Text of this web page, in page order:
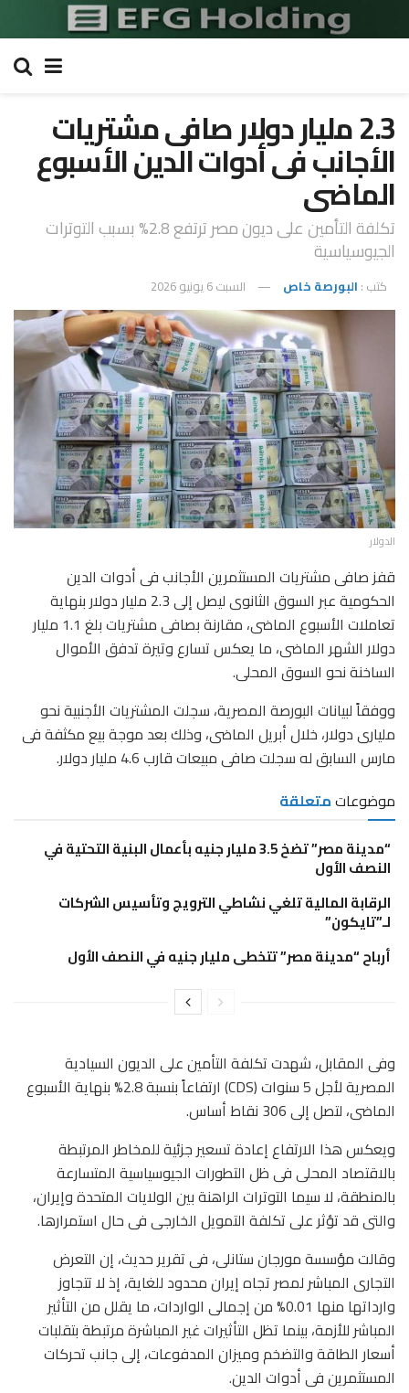
2.3 مليار دولار صافى مشتريات
الأجانب فى أدوات الدين الأسبوع
الماضى
تكلفة التأمين على ديون مصر ترتفع 2.8% بسبب التوترات
الجيوسياسية
كتب : البورصة خاص السبت 6 يونيو 2026
الدولار
قفز صافى مشتريات المستثمرين الأجانب فى أدوات الدين
الحكومية عبر السوق الثانوى ليصل إلى 2.3 مليار دولار بنهاية
تعاملات الأسبوع الماضى، مقارنة بصافى مشتريات بلغ 1.1 مليار
دولار الشهر الماضى، ما يعكس تسارع وتيرة تدفق الأموال
الساخنة نحو السوق المحلى.
ووفقاً لبيانات البورصة المصرية، سجلت المشتريات الأجنبية نحو
مليارى دولار، خلال أبريل الماضى، وذلك بعد موجة بيع مكثفة فى
مارس السابق له سجلت صافى مبيعات قارب 4.6 مليار دولار.
موضوعاتمتعلقة
“مدينة مصر” تضخ 3.5 مليار جنيه بأعمال البنية التحتية في
النصف الأول
الرقابة المالية تلغي نشاطي الترويج وتأسيس الشركات
لـ”تايكون”
أرباح “مدينة مصر” تتخطى مليار جنيه في النصف الأول
وفى المقابل، شهدت تكلفة التأمين على الديون السيادية
المصرية لأجل 5 سنوات (CDS) ارتفاعاً بنسبة 2.8% بنهاية الأسبوع
الماضى، لتصل إلى 306 نقاط أساس.
ويعكس هذا الارتفاع إعادة تسعير جزئية للمخاطر المرتبطة
بالاقتصاد المحلى فى ظل التطورات الجيوسياسية المتسارعة
بالمنطقة، لا سيما التوترات الراهنة بين الولايات المتحدة وإيران،
والتى قد تؤثر على تكلفة التمويل الخارجى فى حال استمرارها.
وقالت مؤسسة مورجان ستانلى، فى تقرير حديث، إن التعرض
التجارى المباشر لمصر تجاه إيران محدود للغاية، إذ لا تتجاوز
وارداتها منها 0.01% من إجمالى الواردات، ما يقلل من التأثير
المباشر للأزمة، بينما تظل التأثيرات غير المباشرة مرتبطة بتقلبات
أسعار الطاقة والتضخم وميزان المدفوعات، إلى جانب تحركات
المستثمرين فى أدوات الدين.